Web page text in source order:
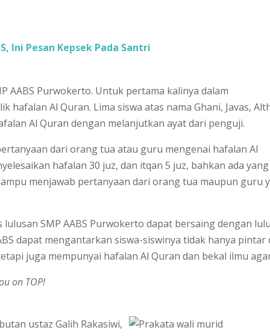
Ini Pesan Kepsek Pada Santri
AABS Purwokerto. Untuk pertama kalinya dalam
hafalan Al Quran. Lima siswa atas nama Ghani, Javas,
Al Quran dengan melanjutkan ayat dari penguji.
dari orang tua atau guru mengenai hafalan Al
hafalan 30 juz, dan itqan 5 juz, bahkan ada yang
menjawab pertanyaan dari orang tua maupun guru
SMP AABS Purwokerto dapat bersaing dengan
dapat mengantarkan siswa-siswinya tidak hanya pintar
juga mempunyai hafalan Al Quran dan bekal ilmu
on TOP!